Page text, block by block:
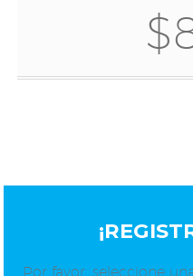
Por favor, seleccione